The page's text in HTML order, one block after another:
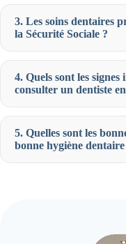
3. Les soins dentaires
la Sécurité Sociale ?
4. Quels sont les
consulter un dentiste
5. Quelles sont les
bonne hygiène dentaire